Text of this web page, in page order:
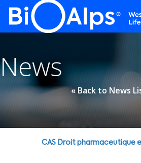
News
« Back to News
CAS Droit pharmaceutique
Cookies management panel